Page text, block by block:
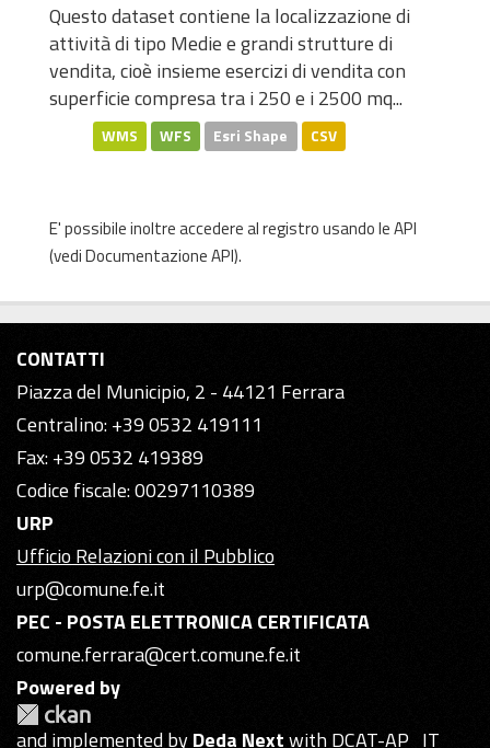
Questo dataset contiene la localizzazione di
attività di tipo Medie e grandi strutture di
vendita, cioè insieme esercizi di vendita con
superficie compresa tra i 250 e i 2500 mq...
WMS WFS Esri Shape CSV
E' possibile inoltre accedere al registro usando leAPI
(vediDocumentazione API).
CONTATTI
Piazza del Municipio, 2 - 44121 Ferrara
Centralino: +39 0532 419111
Fax: +39 0532 419389
Codice fiscale: 00297110389
URP
Ufficio Relazioni con il Pubblico
urp@comune.fe.it
PEC - POSTA ELETTRONICA CERTIFICATA
comune.ferrara@cert.comune.fe.it
Powered by
and implemented byDeda Nextwith DCAT-AP_IT